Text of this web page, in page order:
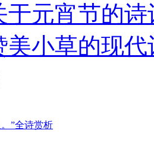
于元宵节的诗
美小草的现代
”全诗赏析